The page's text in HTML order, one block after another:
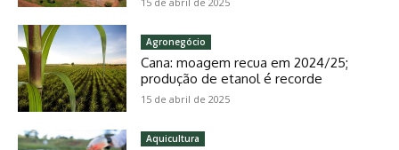
Agronegócio
Cana: moagem recua em 2024/25;
produção de etanol é recorde
15 de abril de 2025
Aquicultura